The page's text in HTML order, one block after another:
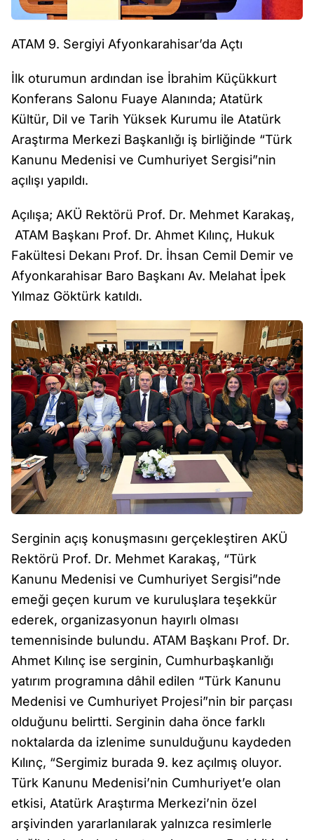
ATAM 9. Sergiyi Afyonkarahisar’da Açtı
İlk oturumun ardından ise İbrahim Küçükkurt
Konferans Salonu Fuaye Alanında; Atatürk
Kültür, Dil ve Tarih Yüksek Kurumu ile Atatürk
Araştırma Merkezi Başkanlığı iş birliğinde “Türk
Kanunu Medenisi ve Cumhuriyet Sergisi”nin
açılışı yapıldı.
Açılışa; AKÜ Rektörü Prof. Dr. Mehmet Karakaş,
ATAM Başkanı Prof. Dr. Ahmet Kılınç, Hukuk
Fakültesi Dekanı Prof. Dr. İhsan Cemil Demir ve
Afyonkarahisar Baro Başkanı Av. Melahat İpek
Yılmaz Göktürk katıldı.
Serginin açış konuşmasını gerçekleştiren AKÜ
Rektörü Prof. Dr. Mehmet Karakaş, “Türk
Kanunu Medenisi ve Cumhuriyet Sergisi”nde
emeği geçen kurum ve kuruluşlara teşekkür
ederek, organizasyonun hayırlı olması
temennisinde bulundu. ATAM Başkanı Prof. Dr.
Ahmet Kılınç ise serginin, Cumhurbaşkanlığı
yatırım programına dâhil edilen “Türk Kanunu
Medenisi ve Cumhuriyet Projesi”nin bir parçası
olduğunu belirtti. Serginin daha önce farklı
noktalarda da izlenime sunulduğunu kaydeden
Kılınç, “Sergimiz burada 9. kez açılmış oluyor.
Türk Kanunu Medenisi’nin Cumhuriyet’e olan
etkisi, Atatürk Araştırma Merkezi’nin özel
arşivinden yararlanılarak yalnızca resimlerle